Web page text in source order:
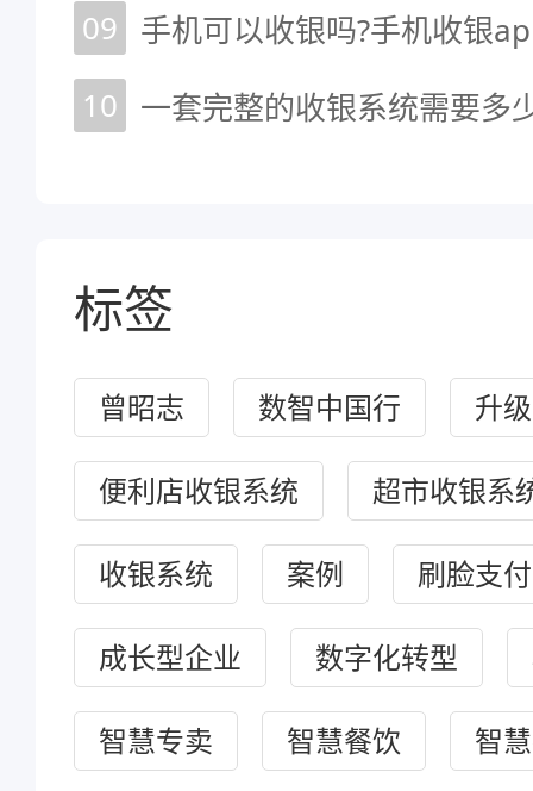
09 手机可以收银吗?手机收银
10 一套完整的收银系统需要多
标签
曾昭志 数智中国行 升
便利店收银系统 超市收银系
收银系统 案例 刷脸支付
成长型企业 数字化转型
智慧专卖 智慧餐饮 智